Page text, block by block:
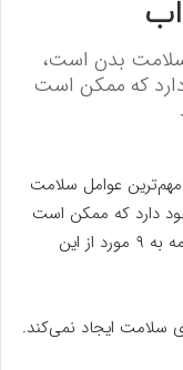
بدن است،
دارد که ممکن است
عوامل سلامت
دارد که ممکن است
بدون آگاهی به سلامت ما آسیب بزند. در ادامه به ۹ مورد از این